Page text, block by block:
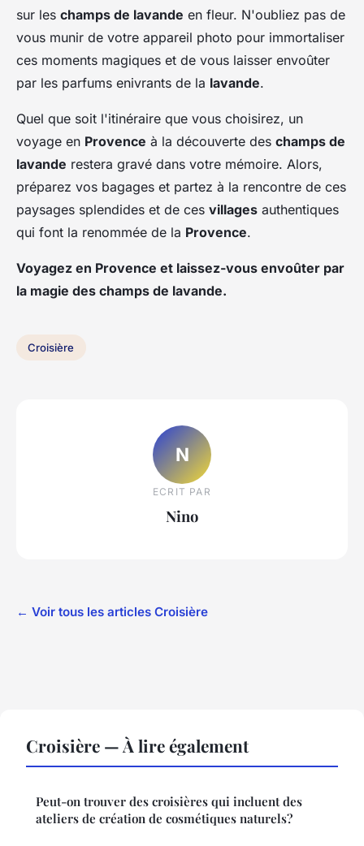
sur les champs de lavande en fleur. N'oubliez pas de
vous munir de votre appareil photo pour immortaliser
ces moments magiques et de vous laisser envoûter
par les parfums enivrants de la lavande.
Quel que soit l'itinéraire que vous choisirez, un
voyage en Provence à la découverte des champs de
lavande restera gravé dans votre mémoire. Alors,
préparez vos bagages et partez à la rencontre de ces
paysages splendides et de ces villages authentiques
qui font la renommée de la Provence.
Voyagez en Provence et laissez-vous envoûter par
la magie des champs de lavande.
Croisière
N
ECRIT PAR
Nino
← Voir tous les articles Croisière
Croisière — À lire également
Peut-on trouver des croisières qui incluent des
ateliers de création de cosmétiques naturels?